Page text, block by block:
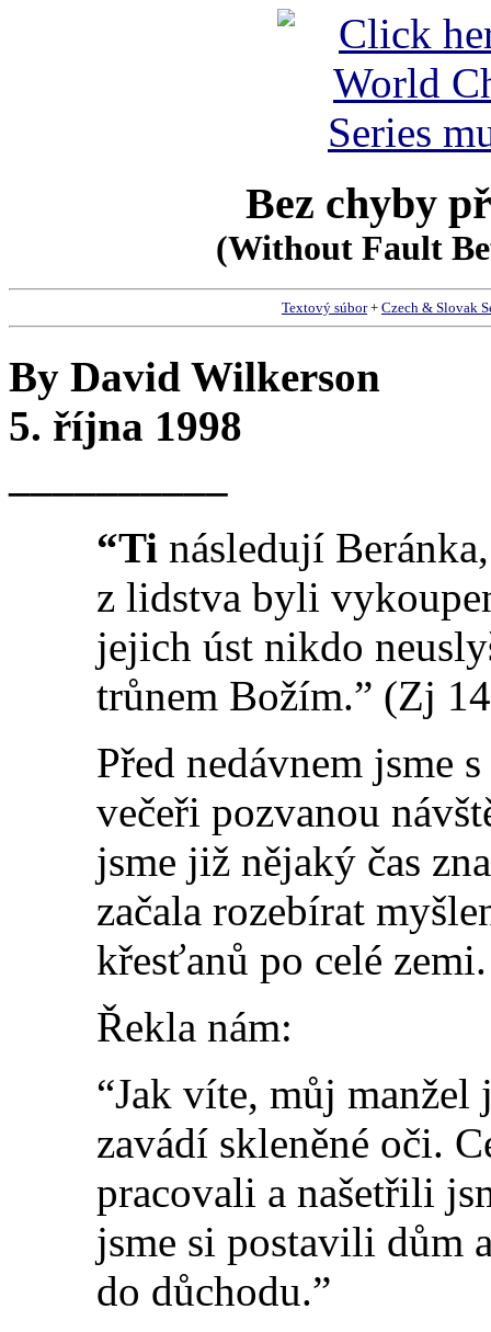
Bez chyby
(Without Fault
Textový súbor+ Czech & Slovak
By David Wilkerson
5. října 1998
“Ti následují
z lidstva byli
jejich úst nikdo
trůnem Božím.” (Zj
Před nedávnem jsme
večeři pozvanou
jsme již nějaký čas
začala rozebírat
křesťanů po celé zemi.
Řekla nám:
“Jak víte, můj
zavádí skleněné oči.
pracovali a našetřili
jsme si postavili dům
do důchodu.”